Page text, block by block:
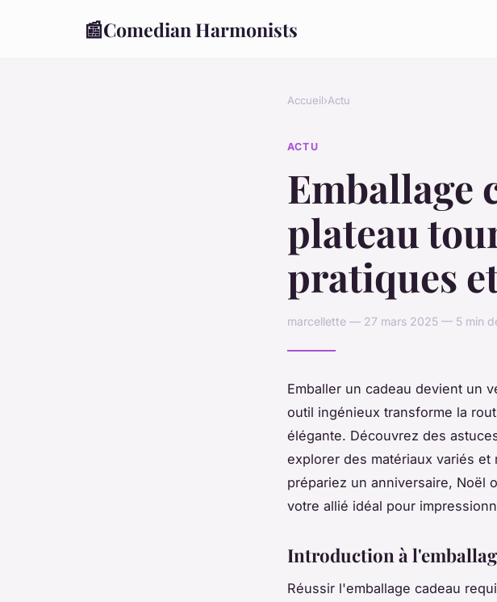
📰Comedian Harmonists
Accueil›Actu
ACTU
Emballage
plateau
pratiques
marcellette — 27 mars 2025 — 5 min
Emballer un cadeau devient un
outil ingénieux transforme la
élégante. Découvrez des
explorer des matériaux variés
prépariez un anniversaire, Noël
votre allié idéal pour
Introduction à
Réussir l'emballage cadeau